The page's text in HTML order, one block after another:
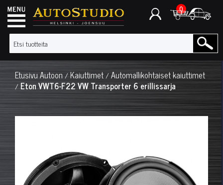
0
EtusivuAutoon/Kaiuttimet/Automallikohtaiset kaiuttimet
/Eton VWT6-F22 VW Transporter 6 erillissarja